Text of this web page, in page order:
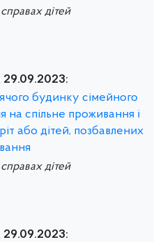
дітей
29.09.2023:
будинку сімейного
на спільне проживання і
або дітей, позбавлених
дітей
29.09.2023: